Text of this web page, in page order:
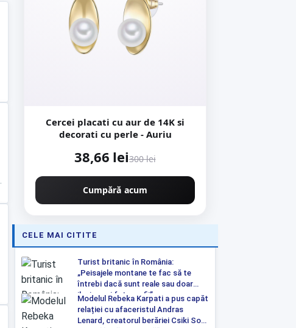
Cercei placati cu aur de 14K si
decorati cu perle - Auriu
38,66 lei300 lei
Cumpără acum
CELE MAI CITITE
Turist britanic în România:
„Peisajele montane te fac să te
întrebi dacă sunt reale sau doar
iluzia unei fotografii”
Modelul Rebeka Karpati a pus capăt
relației cu afaceristul Andras
Lenard, creatorul berăriei Csiki Sor: